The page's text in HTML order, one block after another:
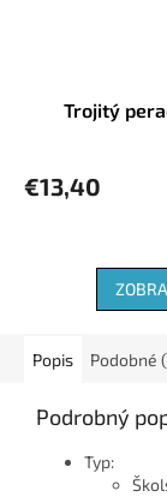
Trojitý
€13,40
Popis Podobné
Podrobný
Typ: